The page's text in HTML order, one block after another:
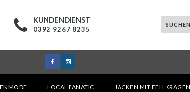
KUNDENDIENST
0392 9267 8235
LOCAL FANATIC JACKEN MIT FELLKRAGEN